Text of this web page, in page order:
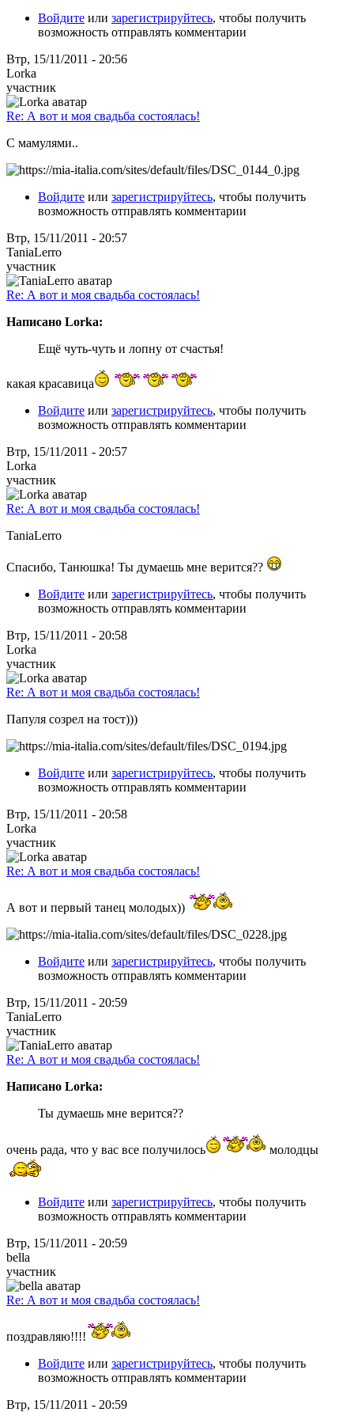
Войдите или зарегистрируйтесь, чтобы получить
возможность отправлять комментарии
Втр, 15/11/2011 - 20:56
Lorka
участник
Re: А вот и моя свадьба состоялась!
С мамулями..
Войдите или зарегистрируйтесь, чтобы получить
возможность отправлять комментарии
Втр, 15/11/2011 - 20:57
TaniaLerro
участник
Re: А вот и моя свадьба состоялась!
Написано Lorka:
Ещё чуть-чуть и лопну от счастья!
какая красавица
Войдите или зарегистрируйтесь, чтобы получить
возможность отправлять комментарии
Втр, 15/11/2011 - 20:57
Lorka
участник
Re: А вот и моя свадьба состоялась!
TaniaLerro
Спасибо, Танюшка! Ты думаешь мне верится??
Войдите или зарегистрируйтесь, чтобы получить
возможность отправлять комментарии
Втр, 15/11/2011 - 20:58
Lorka
участник
Re: А вот и моя свадьба состоялась!
Папуля созрел на тост)))
Войдите или зарегистрируйтесь, чтобы получить
возможность отправлять комментарии
Втр, 15/11/2011 - 20:58
Lorka
участник
Re: А вот и моя свадьба состоялась!
А вот и первый танец молодых))
Войдите или зарегистрируйтесь, чтобы получить
возможность отправлять комментарии
Втр, 15/11/2011 - 20:59
TaniaLerro
участник
Re: А вот и моя свадьба состоялась!
Написано Lorka:
Ты думаешь мне верится??
очень рада, что у вас все получилось молодцы
Войдите или зарегистрируйтесь, чтобы получить
возможность отправлять комментарии
Втр, 15/11/2011 - 20:59
bella
участник
Re: А вот и моя свадьба состоялась!
поздравляю!!!!
Войдите или зарегистрируйтесь, чтобы получить
возможность отправлять комментарии
Втр, 15/11/2011 - 20:59